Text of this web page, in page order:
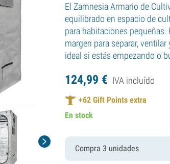
El Zamnesia Armario de
equilibrado en espacio de
para habitaciones
margen para separar,
ideal si estás empezando o
124,99 € IVA incluído
+62 Gift Points extra
En stock
Compra 3 unidades